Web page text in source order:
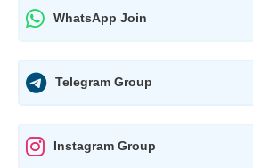
WhatsApp Join
Telegram Group
Instagram Group